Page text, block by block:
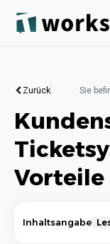
Zurück Sie
Vorteile
Inhaltsangabe